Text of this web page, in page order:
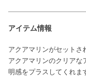
アイテム情報
アクアマリンがセットさ
アクアマリンのクリアな
明感をプラスしてくれま